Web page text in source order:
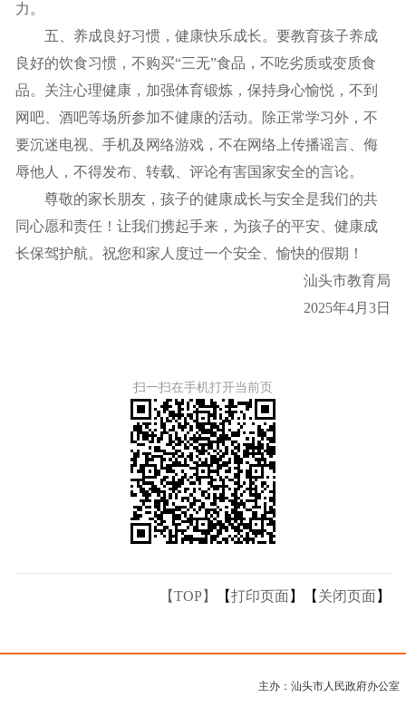
力。
五、养成良好习惯，健康快乐成长。要教育孩子养成
良好的饮食习惯，不购买“三无”食品，不吃劣质或变质食
品。关注心理健康，加强体育锻炼，保持身心愉悦，不到
网吧、酒吧等场所参加不健康的活动。除正常学习外，不
要沉迷电视、手机及网络游戏，不在网络上传播谣言、侮
辱他人，不得发布、转载、评论有害国家安全的言论。
尊敬的家长朋友，孩子的健康成长与安全是我们的共
同心愿和责任！让我们携起手来，为孩子的平安、健康成
长保驾护航。祝您和家人度过一个安全、愉快的假期！
汕头市教育局
2025年4月3日
扫一扫在手机打开当前页
【TOP】 【打印页面】【 关闭页面】
主办：汕头市人民政府办公